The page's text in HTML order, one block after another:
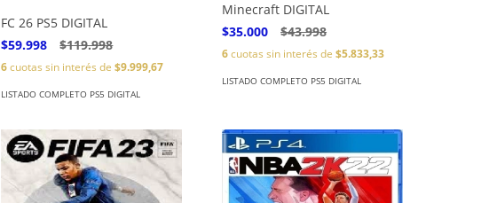
FC 26 PS5 DIGITAL
$59.998
$119.998
6cuotas sin interés de$9.999,67
LISTADO COMPLETO PS5 DIGITAL
Minecraft DIGITAL
$35.000
$43.998
6cuotas sin interés de$5.833,33
LISTADO COMPLETO PS5 DIGITAL